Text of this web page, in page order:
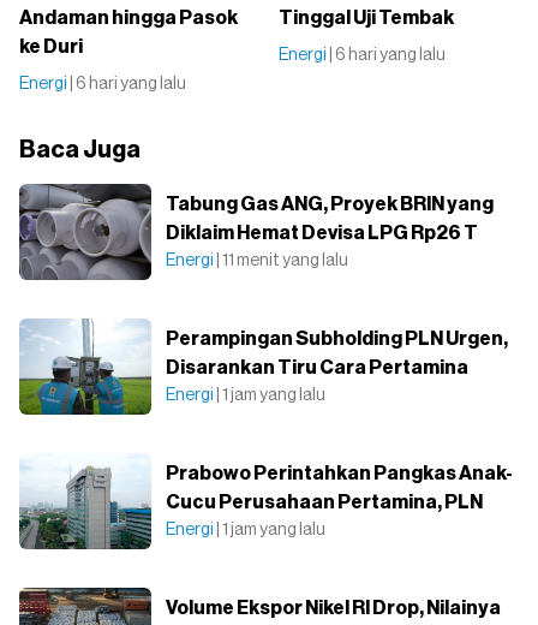
Andaman hingga Pasok
ke Duri
Energi | 6 hari yang lalu
Tinggal Uji Tembak
Energi | 6 hari yang lalu
Baca Juga
Tabung Gas ANG, Proyek BRIN yang
Diklaim Hemat Devisa LPG Rp26 T
Energi | 11 menit yang lalu
Perampingan Subholding PLN Urgen,
Disarankan Tiru Cara Pertamina
Energi | 1 jam yang lalu
Prabowo Perintahkan Pangkas Anak-
Cucu Perusahaan Pertamina, PLN
Energi | 1 jam yang lalu
Volume Ekspor Nikel RI Drop, Nilainya